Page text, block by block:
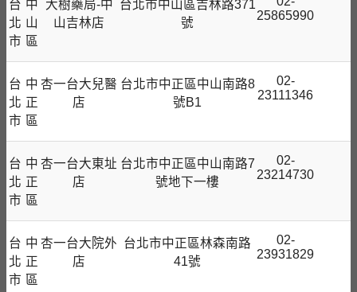
台
北
市
中
山
區
大樹藥局-中
山吉林店
台北市中山區吉林路371
號
25865990
台
北
市
中
正
區
杏一台大兒醫
店
台北市中正區中山南路8
號B1
02-
23111346
台
北
市
中
正
區
杏一台大東址
店
台北市中正區中山南路7
號地下一樓
02-
23214730
台
北
市
中
正
區
杏一台大院外
店
台北市中正區林森南路
41號
02-
23931829